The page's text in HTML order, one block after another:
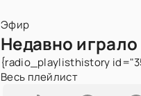
Эфир
Недавно играло
{radio_playlisthistory
Весь плейлист